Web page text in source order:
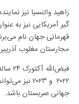
زاهید والنسیا نیز
قهرمانی جهان نام
مجارستان مغلوب
۲۰۲۲ و
جهانی صربستان باشد.